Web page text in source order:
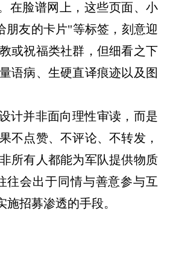
在脸谱网上，这些页面、小
友的卡片"等标签，刻意迎
或祝福类社群，但细看之下
语病、生硬直译痕迹以及图
计并非面向理性审读，而是
不点赞、不评论、不转发，
所有人都能为军队提供物质
会出于同情与善意参与互
招募渗透的手段。